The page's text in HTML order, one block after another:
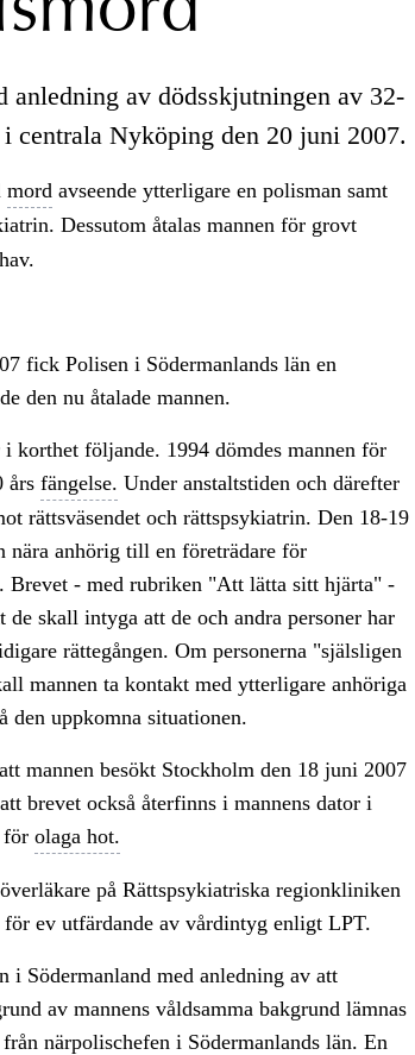
anledning av dödsskjutningen av 32-
centrala Nyköping den 20 juni 2007.
mord avseende ytterligare en polisman samt
Dessutom åtalas mannen för grovt
fick Polisen i Södermanlands län en
den nu åtalade mannen.
korthet följande. 1994 dömdes mannen för
fängelse. Under anstaltstiden och därefter
rättsväsendet och rättspsykiatrin. Den 18-19
nära anhörig till en företrädare för
Brevet - med rubriken "Att lätta sitt hjärta" -
skall intyga att de och andra personer har
rättegången. Om personerna "själsligen
mannen ta kontakt med ytterligare anhöriga
den uppkomna situationen.
mannen besökt Stockholm den 18 juni 2007
brevet också återfinns i mannens dator i
för olaga hot.
på Rättspsykiatriska regionkliniken
ev utfärdande av vårdintyg enligt LPT.
i Södermanland med anledning av att
av mannens våldsamma bakgrund lämnas
närpolischefen i Södermanlands län. En